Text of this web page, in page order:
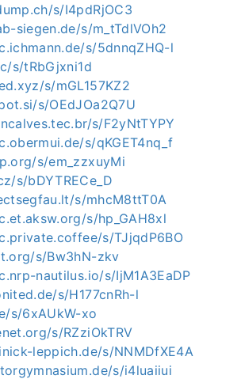
s/I4pdRjOC3
siegen.de/s/m_tTdlVOh2
s/5dnnqZHQ-l
s/tRbGjxni1d
s/mGL157KZ2
s/OEdJOa2Q7U
s/F2yNtTYPY
s/qKGET4nq_f
s/em_zzxuyMi
s/bDYTRECe_D
s/mhcM8ttT0A
s/hp_GAH8xl
s/TJjqdP6BO
s/Bw3hN-zkv
nautilus.io/s/IjM1A3EaDP
s/H177cnRh-l
s/6xAUkW-xo
s/RZziOkTRV
leppich.de/s/NNMDfXE4A
s/i4luaiiui